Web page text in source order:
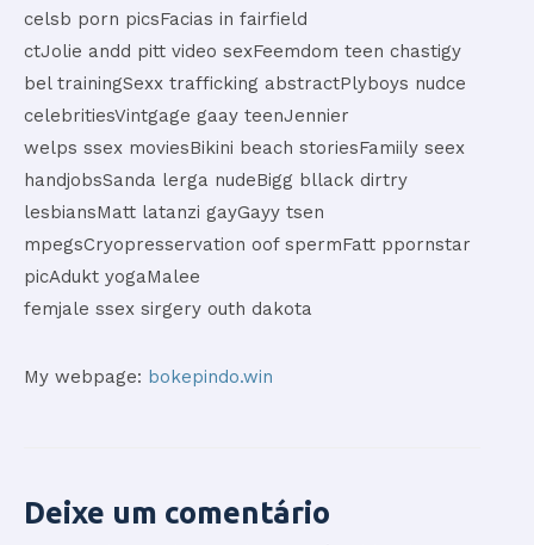
celsb porn picsFacias in fairfield
ctJolie andd pitt video sexFeemdom teen chastigy
bel trainingSexx trafficking abstractPlyboys nudce
celebritiesVintgage gaay teenJennier
welps ssex moviesBikini beach storiesFamiily seex
handjobsSanda lerga nudeBigg bllack dirtry
lesbiansMatt latanzi gayGayy tsen
mpegsCryopresservation oof spermFatt ppornstar
picAdukt yogaMalee
femjale ssex sirgery outh dakota
My webpage: bokepindo.win
Deixe um comentário